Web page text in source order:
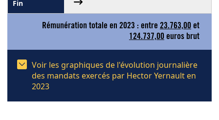
Rémunération totale en 2023 : entre 23.763,00 et
124.737,00 euros brut
Voir les graphiques de l'évolution journalière
des mandats exercés par Hector Yernault en
2023